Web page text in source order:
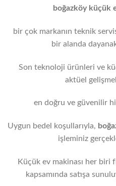
boğazköy küçük
bir çok markanın teknik
bir alanda
Son teknoloji ürünleri ve
aktüel
en doğru ve güvenilir
Uygun bedel koşullarıyla,
işleminiz
Küçük ev makinası her biri
kapsamında satışa